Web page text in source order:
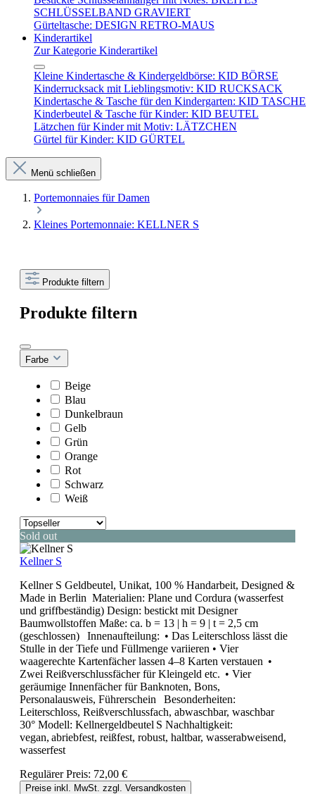
SCHLÜSSELBAND GRAVIERT
Gürteltasche: DESIGN RETRO-MAUS
Kinderartikel
Zur Kategorie Kinderartikel
Kleine Kindertasche & Kindergeldbörse: KID BÖRSE
Kinderrucksack mit Lieblingsmotiv: KID RUCKSACK
Kindertasche & Tasche für den Kindergarten: KID TASCHE
Kinderbeutel & Tasche für Kinder: KID BEUTEL
Lätzchen für Kinder mit Motiv: LÄTZCHEN
Gürtel für Kinder: KID GÜRTEL
Menü schließen
Portemonnaies für Damen
Kleines Portemonnaie: KELLNER S
Produkte filtern
Produkte filtern
Farbe
Beige
Blau
Dunkelbraun
Gelb
Grün
Orange
Rot
Schwarz
Weiß
Sold out
Kellner S
Kellner S Geldbeutel, Unikat, 100 % Handarbeit, Designed &
Made in Berlin Materialien: Plane und Cordura (wasserfest
und griffbeständig) Design: bestickt mit Designer
Baumwollstoffen Maße: ca. b = 13 | h = 9 | t = 2,5 cm
(geschlossen) Innenaufteilung: • Das Leiterschloss lässt die
Stulle in der Tiefe und Füllmenge variieren • Vier
waagerechte Kartenfächer lassen 4–8 Karten verstauen •
Zwei Reißverschlussfächer für Kleingeld etc. • Vier
geräumige Innenfächer für Banknoten, Bons,
Personalausweis, Führerschein Besonderheiten:
Leiterschloss, Reißverschlussfach, abwaschbar, waschbar
30° Modell: Kellnergeldbeutel S Nachhaltigkeit:
vegan, abriebfest, reißfest, robust, haltbar, wasserabweisend,
wasserfest
Regulärer Preis: 72,00 €
Preise inkl. MwSt. zzgl. Versandkosten